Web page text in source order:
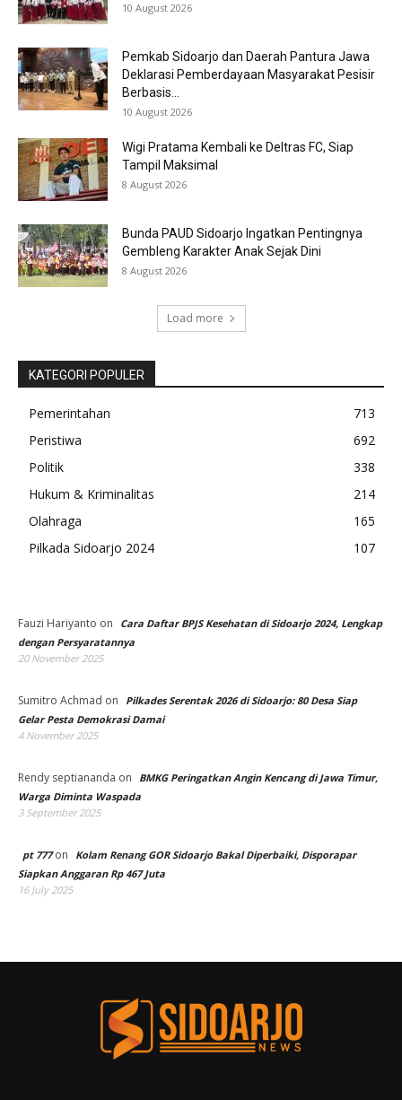
10 August 2026
Pemkab Sidoarjo dan Daerah Pantura Jawa
Deklarasi Pemberdayaan Masyarakat Pesisir
Berbasis...
10 August 2026
Wigi Pratama Kembali ke Deltras FC, Siap
Tampil Maksimal
8 August 2026
Bunda PAUD Sidoarjo Ingatkan Pentingnya
Gembleng Karakter Anak Sejak Dini
8 August 2026
Load more
KATEGORI POPULER
Pemerintahan
713
Peristiwa
692
Politik
338
Hukum & Kriminalitas
214
Olahraga
165
Pilkada Sidoarjo 2024
107
Fauzi Hariyanto on
Cara Daftar BPJS Kesehatan di Sidoarjo 2024, Lengkap
dengan Persyaratannya
20 November 2025
Sumitro Achmad on
Pilkades Serentak 2026 di Sidoarjo: 80 Desa Siap
Gelar Pesta Demokrasi Damai
4 November 2025
Rendy septiananda on
BMKG Peringatkan Angin Kencang di Jawa Timur,
Warga Diminta Waspada
3 September 2025
pt 777on
Kolam Renang GOR Sidoarjo Bakal Diperbaiki, Disporapar
Siapkan Anggaran Rp 467 Juta
16 July 2025